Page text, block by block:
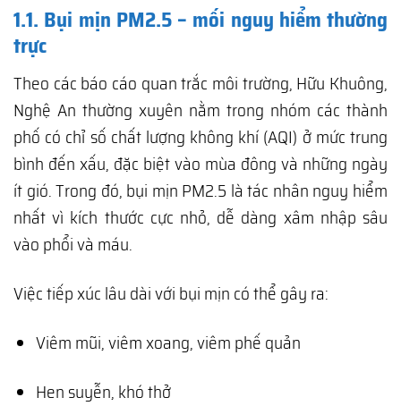
1.1. Bụi mịn PM2.5 – mối nguy hiểm thường
trực
Theo các báo cáo quan trắc môi trường, Hữu Khuông,
Nghệ An thường xuyên nằm trong nhóm các thành
phố có chỉ số chất lượng không khí (AQI) ở mức trung
bình đến xấu, đặc biệt vào mùa đông và những ngày
ít gió. Trong đó, bụi mịn PM2.5 là tác nhân nguy hiểm
nhất vì kích thước cực nhỏ, dễ dàng xâm nhập sâu
vào phổi và máu.
Việc tiếp xúc lâu dài với bụi mịn có thể gây ra:
Viêm mũi, viêm xoang, viêm phế quản
Hen suyễn, khó thở